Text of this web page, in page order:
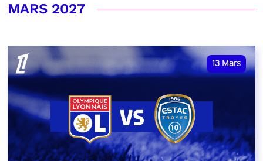
MARS 2027
13 Mars